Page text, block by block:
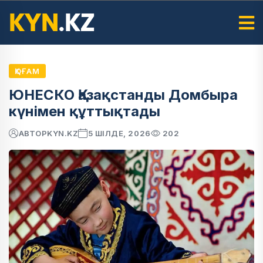
ҚОҒАМ
ЮНЕСКО Қазақстанды Домбыра
күнімен құттықтады
АВТОРKYN.KZ 5 ШІЛДЕ, 2026 202